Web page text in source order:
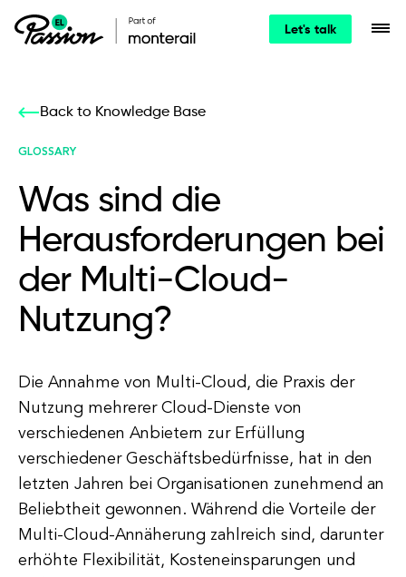
Let's talk
Back to Knowledge Base
GLOSSARY
Was sind die
Herausforderungen bei
der Multi-Cloud-
Nutzung?
Die Annahme von Multi-Cloud, die Praxis der
Nutzung mehrerer Cloud-Dienste von
verschiedenen Anbietern zur Erfüllung
verschiedener Geschäftsbedürfnisse, hat in den
letzten Jahren bei Organisationen zunehmend an
Beliebtheit gewonnen. Während die Vorteile der
Multi-Cloud-Annäherung zahlreich sind, darunter
erhöhte Flexibilität, Kosteneinsparungen und